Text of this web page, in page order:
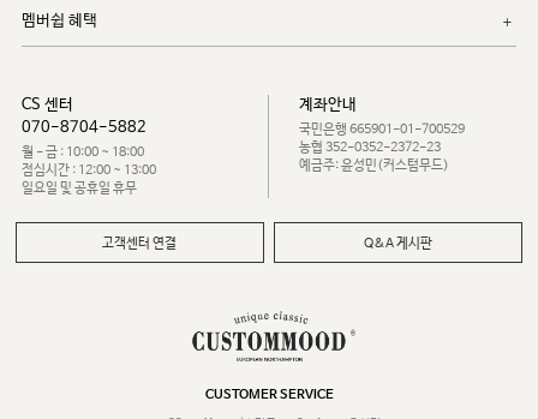
멤버쉽 혜택
CS 센터
070-8704-5882
월 - 금 : 10:00 ~ 18:00
점심시간 : 12:00 ~ 13:00
일요일 및 공휴일 휴무
계좌안내
국민은행 665901-01-700529
농협 352-0352-2372-23
예금주: 윤성민(커스텀무드)
고객센터 연결 Q&A 게시판
CUSTOMER SERVICE